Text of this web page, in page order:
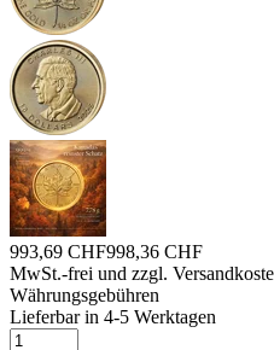
993,69 CHF998,36 CHF
MwSt.-frei und zzgl.
Währungsgebühren
Lieferbar in 4-5 Werktagen